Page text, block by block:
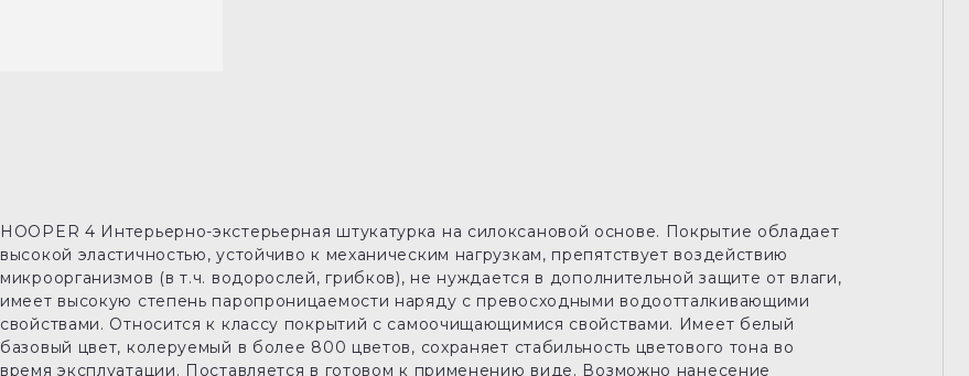
HOOPER 4 Интерьерно-экстерьерная штукатурка на силоксановой основе. Покрытие обладает
высокой эластичностью, устойчиво к механическим нагрузкам, препятствует воздействию
микроорганизмов (в т.ч. водорослей, грибков), не нуждается в дополнительной защите от влаги,
имеет высокую степень паропроницаемости наряду с превосходными водоотталкивающими
свойствами. Относится к классу покрытий с самоочищающимися свойствами. Имеет белый
базовый цвет, колеруемый в более 800 цветов, сохраняет стабильность цветового тона во
время эксплуатации. Поставляется в готовом к применению виде. Возможно нанесение